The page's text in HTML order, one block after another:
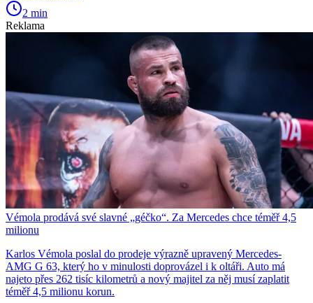
2 min
Reklama
Vémola prodává své slavné „géčko“. Za Mercedes chce téměř 4,5
milionu
Karlos Vémola poslal do prodeje výrazně upravený Mercedes-
AMG G 63, který ho v minulosti doprovázel i k oltáři. Auto má
najeto přes 262 tisíc kilometrů a nový majitel za něj musí zaplatit
téměř 4,5 milionu korun.